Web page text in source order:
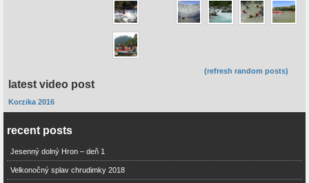
(refresh random posts)
latest video post
Korzika 2016
recent posts
Jesenný dolný Hron – deň 1
Velkonočný splav chrudimky 2018